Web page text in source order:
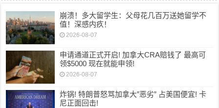
崩溃！多大留学生：父母花几百万送她留学不
值！深感内疚！
2026-08-07
申请通道正式开启! 加拿大CRA赔钱了 最高可
领$5000 现在就能申领!
2026-08-07
炸锅! 特朗普怒骂加拿大”恶劣” 占美国便宜! 卡
尼正面回击!